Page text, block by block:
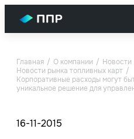
Главная О компании
Новости
Новости рынка топливных карт
Корпоративные расходы могут
уникальное решение для
16-11-2015